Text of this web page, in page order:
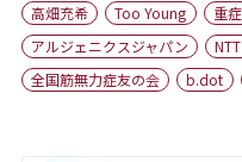
出版物
会社概要
高畑充希 Too Young 重
アルジェニクスジャパン
全国筋無力症友の会
b.dot